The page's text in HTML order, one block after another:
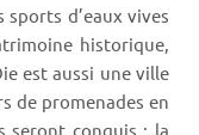
d’eaux vives
historique,
est aussi une ville
de promenades en
seront conquis : la